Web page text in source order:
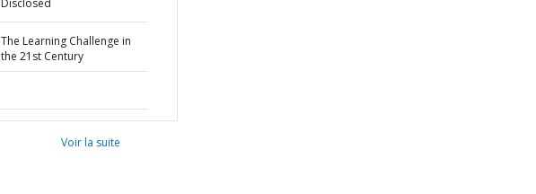
Disclosed
The Learning Challenge in
the 21st Century
Voir la suite